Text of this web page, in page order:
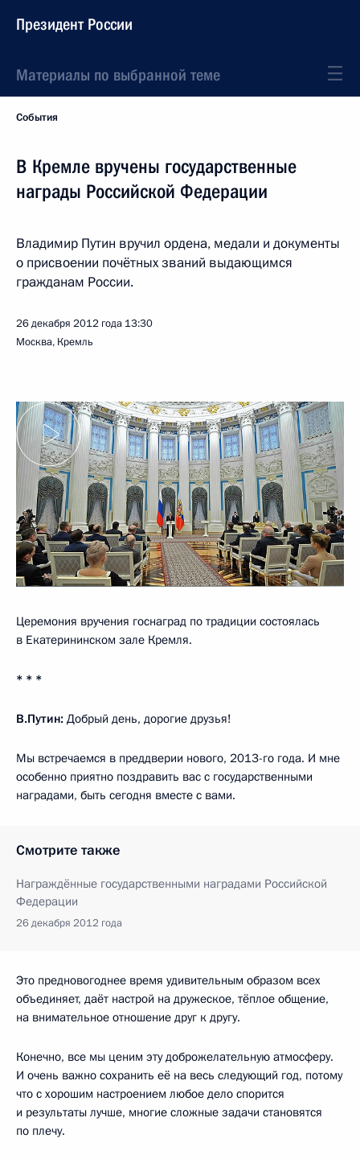
Президент России
Материалы по выбранной теме
События
В Кремле вручены государственные
награды Российской Федерации
Владимир Путин вручил ордена, медали и документы
о присвоении почётных званий выдающимся
гражданам России.
26 декабря 2012 года 13:30
Москва, Кремль
Церемония вручения госнаград по традиции состоялась
в Екатерининском зале Кремля.
* * *
В.Путин: Добрый день, дорогие друзья!
Мы встречаемся в преддверии нового, 2013-го года. И мне
особенно приятно поздравить вас с государственными
наградами, быть сегодня вместе с вами.
Смотрите также
Награждённые государственными наградами Российской
Федерации
26 декабря 2012 года
Это предновогоднее время удивительным образом всех
объединяет, даёт настрой на дружеское, тёплое общение,
на внимательное отношение друг к другу.
Конечно, все мы ценим эту доброжелательную атмосферу.
И очень важно сохранить её на весь следующий год, потому
что с хорошим настроением любое дело спорится
и результаты лучше, многие сложные задачи становятся
по плечу.